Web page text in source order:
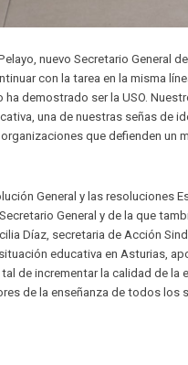
nuevo Secretario General
con la tarea en la misma
demostrado ser la USO.
una de nuestras señas de
que defienden un
General y las resoluciones
General y de la que
Díaz, secretaria de Acción
educativa en Asturias,
de incrementar la calidad de
de la enseñanza de todos los